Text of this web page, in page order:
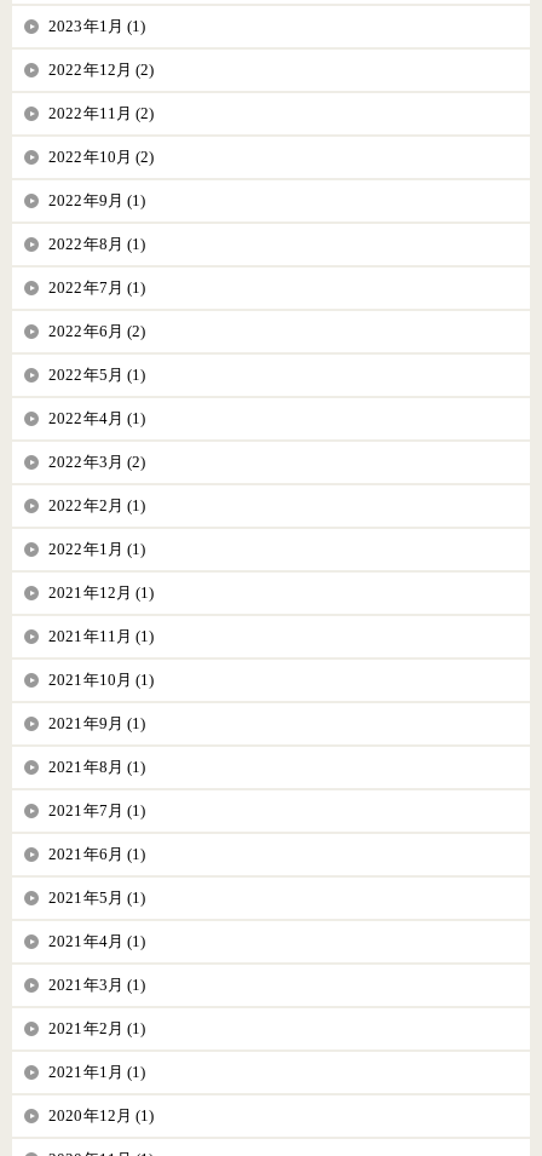
2023年1月 (1)
2022年12月 (2)
2022年11月 (2)
2022年10月 (2)
2022年9月 (1)
2022年8月 (1)
2022年7月 (1)
2022年6月 (2)
2022年5月 (1)
2022年4月 (1)
2022年3月 (2)
2022年2月 (1)
2022年1月 (1)
2021年12月 (1)
2021年11月 (1)
2021年10月 (1)
2021年9月 (1)
2021年8月 (1)
2021年7月 (1)
2021年6月 (1)
2021年5月 (1)
2021年4月 (1)
2021年3月 (1)
2021年2月 (1)
2021年1月 (1)
2020年12月 (1)